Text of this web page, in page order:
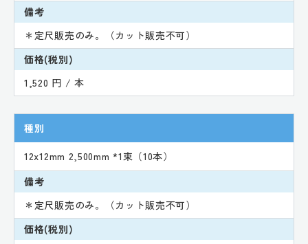
備考
＊定尺販売のみ。（カット販売不可）
価格(税別)
1,520 円 / 本
種別
12x12mm 2,500mm *1束（10本）
備考
＊定尺販売のみ。（カット販売不可）
価格(税別)